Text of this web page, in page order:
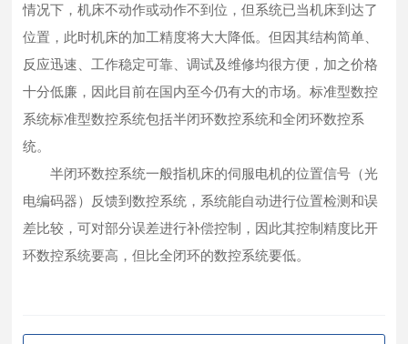
情况下，机床不动作或动作不到位，但系统已当机床到达了
位置，此时机床的加工精度将大大降低。但因其结构简单、
反应迅速、工作稳定可靠、调试及维修均很方便，加之价格
十分低廉，因此目前在国内至今仍有大的市场。标准型数控
系统标准型数控系统包括半闭环数控系统和全闭环数控系
统。
半闭环数控系统一般指机床的伺服电机的位置信号（光
电编码器）反馈到数控系统，系统能自动进行位置检测和误
差比较，可对部分误差进行补偿控制，因此其控制精度比开
环数控系统要高，但比全闭环的数控系统要低。